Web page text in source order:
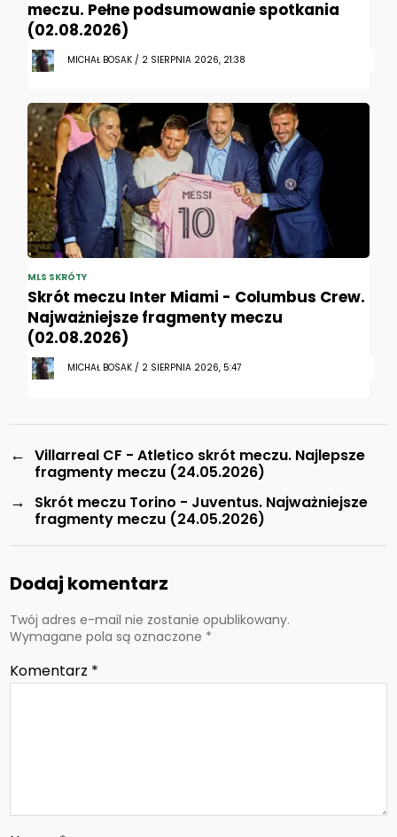
meczu. Pełne podsumowanie spotkania
(02.08.2026)
MICHAŁ BOSAK / 2 SIERPNIA 2026, 21:38
MLS SKRÓTY
Skrót meczu Inter Miami - Columbus Crew.
Najważniejsze fragmenty meczu
(02.08.2026)
MICHAŁ BOSAK / 2 SIERPNIA 2026, 5:47
← Villarreal CF - Atletico skrót meczu. Najlepsze
fragmenty meczu (24.05.2026)
→
Skrót meczu Torino - Juventus. Najważniejsze
fragmenty meczu (24.05.2026)
Dodaj komentarz
Twój adres e-mail nie zostanie opublikowany.
Wymagane pola są oznaczone *
Komentarz *